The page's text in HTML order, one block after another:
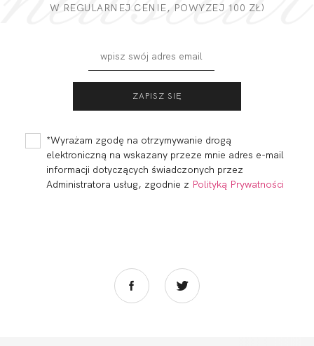
96,00 28,76 zł 73,60 22,08 zł
W REGULARNEJ CENIE, POWYZEJ 100 ZŁ)
*Wyrażam zgodę na otrzymywanie drogą
elektroniczną na wskazany przeze mnie adres e-mail
informacji dotyczących świadczonych przez
Administratora usług, zgodnie z Polityką Prywatności